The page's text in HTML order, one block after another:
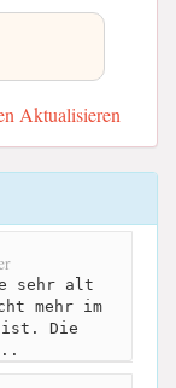
Aktualisieren
sehr alt
mehr im
ist. Die